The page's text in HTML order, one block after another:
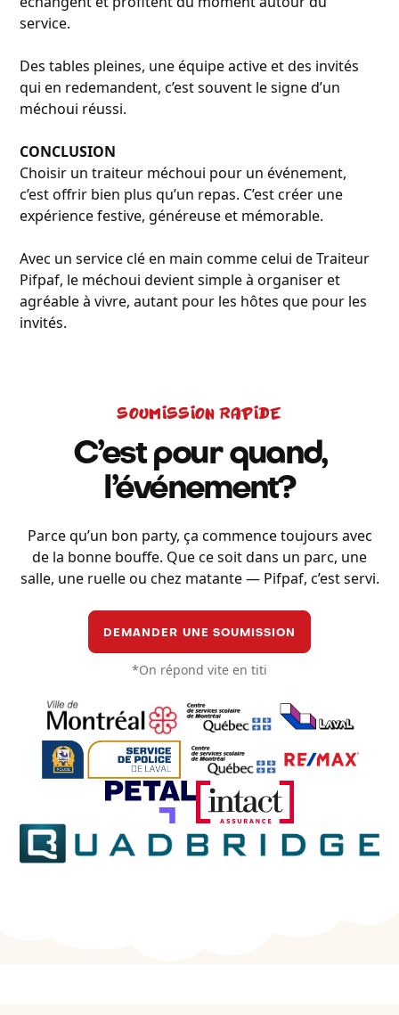
service.
Des tables pleines, une équipe active et des invités
qui en redemandent, c’est souvent le signe d’un
méchoui réussi.
CONCLUSION
Choisir un traiteur méchoui pour un événement,
c’est offrir bien plus qu’un repas. C’est créer une
expérience festive, généreuse et mémorable.
Avec un service clé en main comme celui de Traiteur
Pifpaf, le méchoui devient simple à organiser et
agréable à vivre, autant pour les hôtes que pour les
invités.
SOUMISSION RAPIDE
C’est pour quand,
l’événement?
Parce qu’un bon party, ça commence toujours avec
de la bonne bouffe. Que ce soit dans un parc, une
salle, une ruelle ou chez matante — Pifpaf, c’est servi.
DEMANDER UNE SOUMISSION
*On répond vite en titi